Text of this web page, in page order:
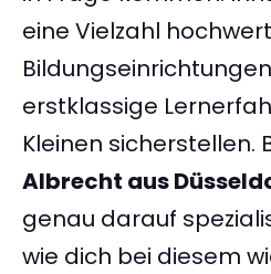
eine Vielzahl
erstklassige
Kleinen sicherstellen.
Albrecht aus
genau darauf
wie dich bei diesem